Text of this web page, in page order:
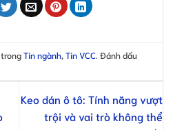
trongTin ngành ,Tin VCC . Đánh dấu
Keo dán ô tô: Tính năng vượt
trội và vai trò không thể